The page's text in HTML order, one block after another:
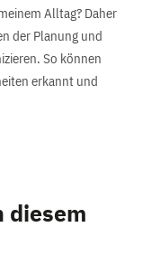
Alltag? Daher
der Planung und
So können
erkannt und
diesem